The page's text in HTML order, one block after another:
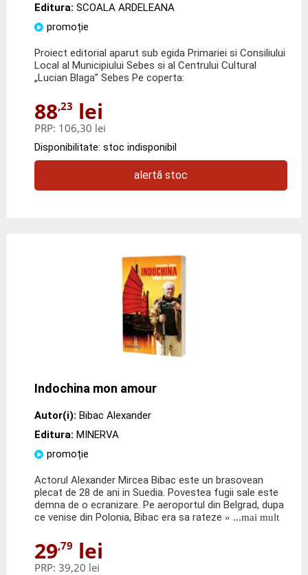
Editura: SCOALA ARDELEANA
promoție
Proiect editorial aparut sub egida Primariei si Consiliului
Local al Municipiului Sebes si al Centrului Cultural
„Lucian Blaga” Sebes Pe coperta:
88,23 lei
PRP: 106,30 lei
Disponibilitate: stoc indisponibil
alertă stoc
Indochina mon amour
Autor(i): Bibac Alexander
Editura: MINERVA
promoție
Actorul Alexander Mircea Bibac este un brasovean
plecat de 28 de ani in Suedia. Povestea fugii sale este
demna de o ecranizare. Pe aeroportul din Belgrad, dupa
ce venise din Polonia, Bibac era sa rateze » ...mai mult
29,79 lei
PRP: 39,20 lei